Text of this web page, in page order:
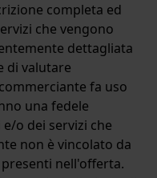
completa ed
che vengono
dettagliata
di valutare
fa uso
una fedele
o dei servizi che
non è vincolato da
nell'offerta.